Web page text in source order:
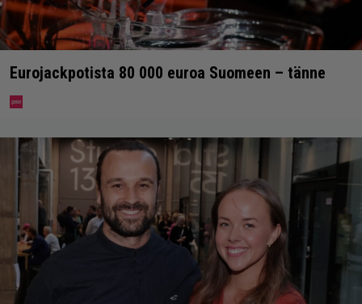
Eurojackpotista 80 000 euroa Suomeen – tänne